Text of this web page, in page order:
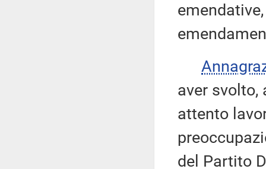
aver svolto,
attento
del Partito